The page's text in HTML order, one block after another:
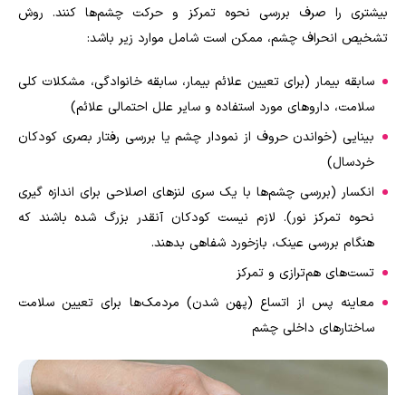
بیشتری را صرف بررسی نحوه تمرکز و حرکت چشم‌ها کنند. روش
تشخیص انحراف چشم، ممکن است شامل موارد زیر باشد:
سابقه بیمار (برای تعیین علائم بیمار، سابقه خانوادگی، مشکلات کلی
سلامت، داروهای مورد استفاده و سایر علل احتمالی علائم)
بینایی (خواندن حروف از نمودار چشم یا بررسی رفتار بصری کودکان
خردسال)
انکسار (بررسی چشم‌ها با یک سری لنزهای اصلاحی برای اندازه گیری
نحوه تمرکز نور). لازم نیست کودکان آنقدر بزرگ شده باشند که
هنگام بررسی عینک، بازخورد شفاهی بدهند.
تست‌های هم‌ترازی و تمرکز
معاینه پس از اتساع (پهن شدن) مردمک‌ها برای تعیین سلامت
ساختارهای داخلی چشم